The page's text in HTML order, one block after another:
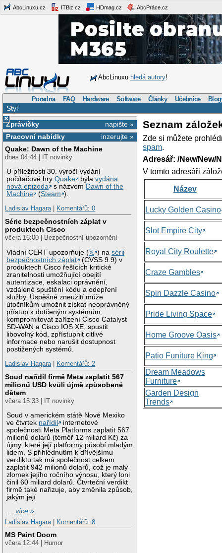
AbcLinuxu.cz ITBiz.cz HDmag.cz AbcPráce.cz
AbcLinuxu hledá autory!
Poradna FAQ Hardware Software Články Učebnice
Styl
×
napište »
Zprávičky
inzerujte »
Pracovní nabídky
Quake: Dawn of the Machine
dnes 04:44 | IT novinky
U příležitosti 30. výročí vydání
počítačové hryQuake bylavydána
nová epizoda
s názvem Dawn of the
Machine
(Steam ).
Ladislav Hagara| Komentářů: 0
Série bezpečnostních záplat v
produktech Cisco
včera 16:00 | Bezpečnostní upozornění
Vládní CERT upozorňuje (𝕏 ) nasérii
bezpečnostních záplat
(CVSS 9.9) v
produktech Cisco řešících kritické
zranitelnosti umožňující obejití
autentizace, eskalaci oprávnění,
vzdálené spuštění kódu a odepření
služby. Úspěšné zneužití může
útočníkům umožnit získat neoprávněný
přístup k dotčeným systémům,
kompromitovat zařízení Cisco Catalyst
SD-WAN a Cisco IOS XE, spustit
libovolný kód, zpřístupnit citlivé
informace nebo narušit dostupnost
postižených systémů.
Ladislav Hagara| Komentářů: 2
Soud nařídil firmě Meta zaplatit 567
milionů USD kvůli újmě způsobené
dětem
včera 15:33 | IT novinky
Soud v americkém státě Nové Mexiko
ve čtvrtek nařídil
internetové
společnosti Meta Platforms zaplatit 567
milionů dolarů (téměř 12 miliard Kč) za
újmy, které její platformy působí mladým
lidem. S přihlédnutím k dřívějšímu
verdiktu tak má společnost celkem
zaplatit 942 milionů dolarů, což je malý
zlomek jejího ročního výnosu, který loni
činil 60 miliard dolarů. Čtvrteční verdikt
firmě také nařizuje, aby změnila způsob,
jakým její
…více »
Ladislav Hagara
Komentářů: 8
MS Paint Doom
včera 12:44 | Humor
Seznam
Zde si můžete
spam.
Adresář: /New/New/
V tomto adresáři
Název
Lucky Golden Casino
Slot Empire City
Royal City Roulette
Craze Gambles
Spin Dazzle Casino
Pride Living Space
Home Groove Oasis
Patio Funiture King
Dream Meadows
Furniture
Garden Design
Trends